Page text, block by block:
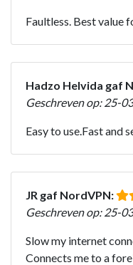
Faultless. Best value
Hadzo Helvida gaf
Geschreven op: 25-
Easy to use.Fast and
JR gaf NordVPN:
Geschreven op: 25-
Slow my internet
Connects me to a